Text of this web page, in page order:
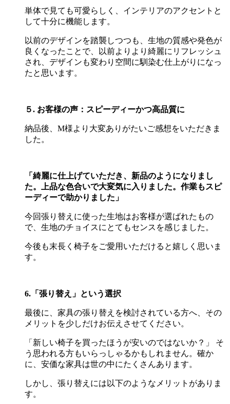
単体で見ても可愛らしく、インテリアのアクセントと
して十分に機能します。
以前のデザインを踏襲しつつも、生地の質感や発色が
良くなったことで、以前よりより綺麗にリフレッシュ
され、デザインも変わり空間に馴染む仕上がりになっ
たと思います。
５. お客様の声：スピーディーかつ高品質に
納品後、 M様より大変ありがたいご感想をいただきま
した。
「綺麗に仕上げていただき、新品のようになりまし
た。上品な色合いで大変気に入りました。作業もスピ
ーディーで助かりました」
今回張り替えに使った生地はお客様が選ばれたもの
で、生地のチョイスにとてもセンスを感じました。
今後も末長く椅子をご愛用いただけると嬉しく思いま
す。
6.「張り替え」という選択
最後に、家具の張り替えを検討されている方へ、その
メリットを少しだけお伝えさせてください。
「新しい椅子を買ったほうが安いのではないか？」 そ
う思われる方もいらっしゃるかもしれません。確か
に、安価な家具は世の中にたくさんあります。
しかし、張り替えには以下のようなメリットがありま
す。